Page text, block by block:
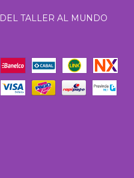
DEL TALLER AL MUNDO